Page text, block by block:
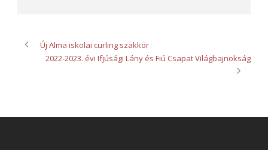
Új Alma iskolai curling szakkör
2022-2023. évi Ifjúsági Lány és Fiú Csapat Világbajnokság